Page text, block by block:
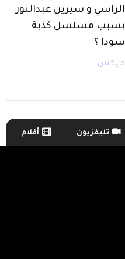
الراسي و سيرين عبدالنور
بسبب مسلسل كذبة
سودا ؟
ميكس
TV Guide Menu
تليفزيون أفلام